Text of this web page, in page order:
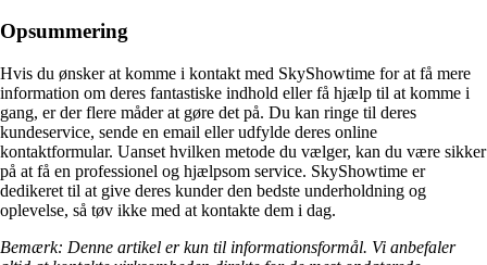
Opsummering
Hvis du ønsker at komme i kontakt med SkyShowtime for at få mere
information om deres fantastiske indhold eller få hjælp til at komme i
gang, er der flere måder at gøre det på. Du kan ringe til deres
kundeservice, sende en email eller udfylde deres online
kontaktformular. Uanset hvilken metode du vælger, kan du være sikker
på at få en professionel og hjælpsom service. SkyShowtime er
dedikeret til at give deres kunder den bedste underholdning og
oplevelse, så tøv ikke med at kontakte dem i dag.
Bemærk: Denne artikel er kun til informationsformål. Vi anbefaler